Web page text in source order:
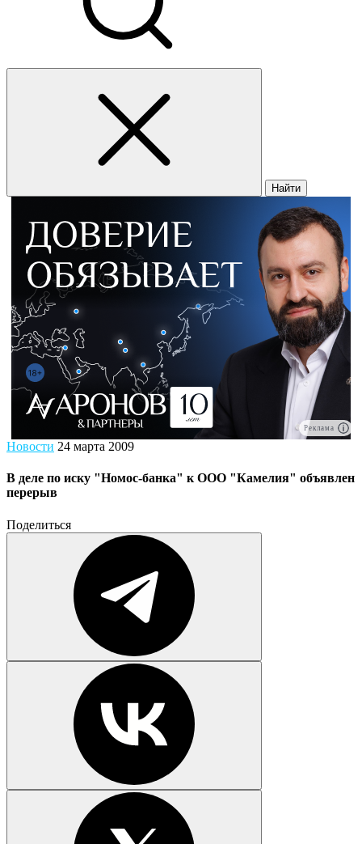
Найти
Реклама
Новости 24 марта 2009
В деле по иску "Номос-банка" к ООО "Камелия" объявлен
перерыв
Поделиться